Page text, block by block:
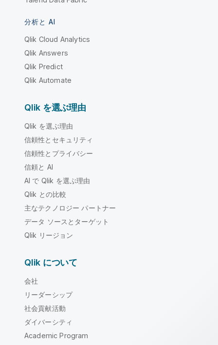
分析と AI
Qlik Cloud Analytics
Qlik Answers
Qlik Predict
Qlik Automate
Qlik を選ぶ理由
Qlik を選ぶ理由
信頼性とセキュリティ
信頼性とプライバシー
信頼と AI
AI で Qlik を選ぶ理由
Qlik との比較
主なテクノロジー パートナー
データ ソースとターゲット
Qlik リージョン
Qlik について
会社
リーダーシップ
社会貢献活動
ダイバーシティ
Academic Program